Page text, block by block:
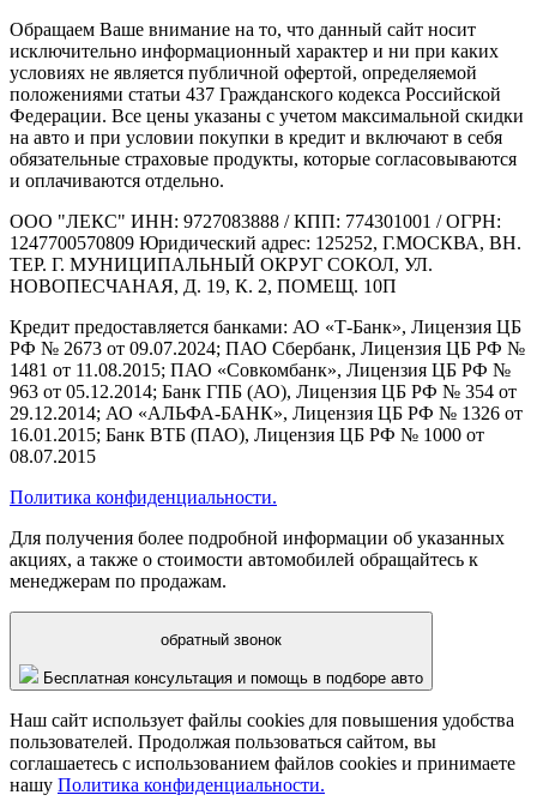
Обращаем Ваше внимание на то, что данный сайт носит
исключительно информационный характер и ни при каких
условиях не является публичной офертой, определяемой
положениями статьи 437 Гражданского кодекса Российской
Федерации. Все цены указаны с учетом максимальной скидки
на авто и при условии покупки в кредит и включают в себя
обязательные страховые продукты, которые согласовываются
и оплачиваются отдельно.
ООО "ЛЕКС" ИНН: 9727083888 / КПП: 774301001 / ОГРН:
1247700570809 Юридический адрес: 125252, Г.МОСКВА, ВН.
ТЕР. Г. МУНИЦИПАЛЬНЫЙ ОКРУГ СОКОЛ, УЛ.
НОВОПЕСЧАНАЯ, Д. 19, К. 2, ПОМЕЩ. 10П
Кредит предоставляется банками: АО «Т-Банк», Лицензия ЦБ
РФ № 2673 от 09.07.2024; ПАО Сбербанк, Лицензия ЦБ РФ №
1481 от 11.08.2015; ПАО «Совкомбанк», Лицензия ЦБ РФ №
963 от 05.12.2014; Банк ГПБ (АО), Лицензия ЦБ РФ № 354 от
29.12.2014; АО «АЛЬФА-БАНК», Лицензия ЦБ РФ № 1326 от
16.01.2015; Банк ВТБ (ПАО), Лицензия ЦБ РФ № 1000 от
08.07.2015
Политика конфиденциальности.
Для получения более подробной информации об указанных
акциях, а также о стоимости автомобилей обращайтесь к
менеджерам по продажам.
обратный звонок
Бесплатная консультация и помощь в подборе авто
Наш сайт использует файлы cookies для повышения удобства
пользователей. Продолжая пользоваться сайтом, вы
соглашаетесь с использованием файлов cookies и принимаете
нашу Политика конфиденциальности.